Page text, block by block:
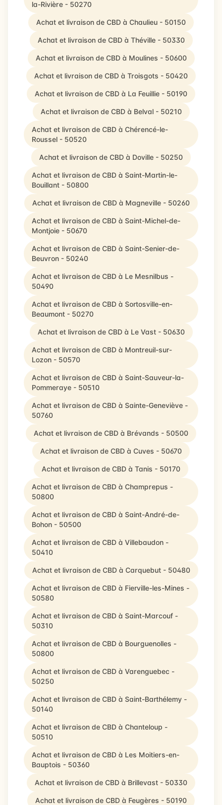
la-Rivière - 50270
Achat et livraison de CBD à Chaulieu - 50150
Achat et livraison de CBD à Théville - 50330
Achat et livraison de CBD à Moulines - 50600
Achat et livraison de CBD à Troisgots - 50420
Achat et livraison de CBD à La Feuillie - 50190
Achat et livraison de CBD à Belval - 50210
Achat et livraison de CBD à Chérencé-le-
Roussel - 50520
Achat et livraison de CBD à Doville - 50250
Achat et livraison de CBD à Saint-Martin-le-
Bouillant - 50800
Achat et livraison de CBD à Magneville - 50260
Achat et livraison de CBD à Saint-Michel-de-
Montjoie - 50670
Achat et livraison de CBD à Saint-Senier-de-
Beuvron - 50240
Achat et livraison de CBD à Le Mesnilbus -
50490
Achat et livraison de CBD à Sortosville-en-
Beaumont - 50270
Achat et livraison de CBD à Le Vast - 50630
Achat et livraison de CBD à Montreuil-sur-
Lozon - 50570
Achat et livraison de CBD à Saint-Sauveur-la-
Pommeraye - 50510
Achat et livraison de CBD à Sainte-Geneviève -
50760
Achat et livraison de CBD à Brévands - 50500
Achat et livraison de CBD à Cuves - 50670
Achat et livraison de CBD à Tanis - 50170
Achat et livraison de CBD à Champrepus -
50800
Achat et livraison de CBD à Saint-André-de-
Bohon - 50500
Achat et livraison de CBD à Villebaudon -
50410
Achat et livraison de CBD à Carquebut - 50480
Achat et livraison de CBD à Fierville-les-Mines -
50580
Achat et livraison de CBD à Saint-Marcouf -
50310
Achat et livraison de CBD à Bourguenolles -
50800
Achat et livraison de CBD à Varenguebec -
50250
Achat et livraison de CBD à Saint-Barthélemy -
50140
Achat et livraison de CBD à Chanteloup -
50510
Achat et livraison de CBD à Les Moitiers-en-
Bauptois - 50360
Achat et livraison de CBD à Brillevast - 50330
Achat et livraison de CBD à Feugères - 50190